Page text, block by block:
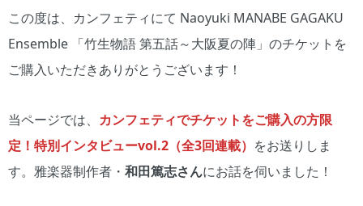
この度は、カンフェティにて Naoyuki MANABE GAGAKU
Ensemble 「竹生物語 第五話～大阪夏の陣」のチケットを
ご購入いただきありがとうございます！
当ページでは、 カンフェティでチケットをご購入の方限
定！特別インタビューvol.2（全3回連載） をお送りしま
す。雅楽器制作者・ 和田篤志さんにお話を伺いました！